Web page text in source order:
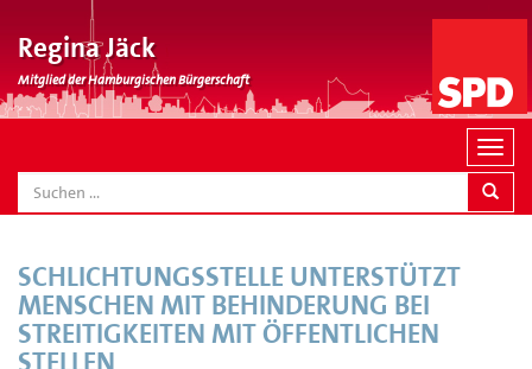
Regina Jäck
Mitglied der Hamburgischen Bürgerschaft
N
a
v
SEARCH
SCHLICHTUNGSSTELLE UNTERSTÜTZT
MENSCHEN MIT BEHINDERUNG BEI
STREITIGKEITEN MIT ÖFFENTLICHEN